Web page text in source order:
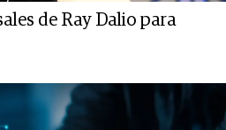
de Ray Dalio para